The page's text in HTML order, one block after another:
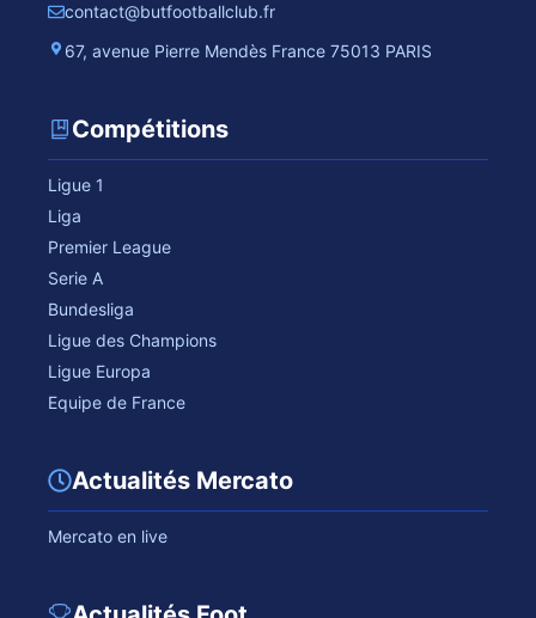
contact@butfootballclub.fr
67, avenue Pierre Mendès France 75013 PARIS
Compétitions
Ligue 1
Liga
Premier League
Serie A
Bundesliga
Ligue des Champions
Ligue Europa
Equipe de France
Actualités Mercato
Mercato en live